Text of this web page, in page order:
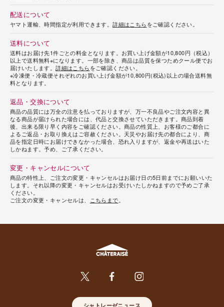
配送について
ヤマト運輸、時間指定が利用できます。詳細はこちらをご確認ください。
送料について
送料はお届け先1件ごとの料金となります。お買い上げ金額が10,800円（税込）
以上で送料無料※になります。一部を除き、商品は品質を保つためクール便でお
届けいたします。詳細はこちらをご確認ください。
※冷凍便・冷蔵便それぞれのお買い上げ金額が10,800円(税込)以上の場合送料無
料となります。
返品・交換について
商品の品質には万全の注意を払っておりますが、万一不良品やご注文内容と異
なる商品が届けられた場合には、代品と交換させていただきます。商品到着
後、出来る限り早く内容をご確認ください。商品の性質上、お客様のご都合に
よるご返品・お取り換えはご容赦ください。天災やお届け先の都合により、商
品を指定日時にお届けできなかった場合、恐れ入りますが、返金や再送はいた
しかねます。予め、ご了承ください。
変更・キャンセルについて
商品の特性上、ご注文の変更・キャンセルはお届け日の5日前までにお願いいた
します。それ以降の変更・キャンセルはお受けいたしかねますので予めご了承
ください。
ご注文の変更・キャンセルは、
こちらまで
シャトレーゼニュース